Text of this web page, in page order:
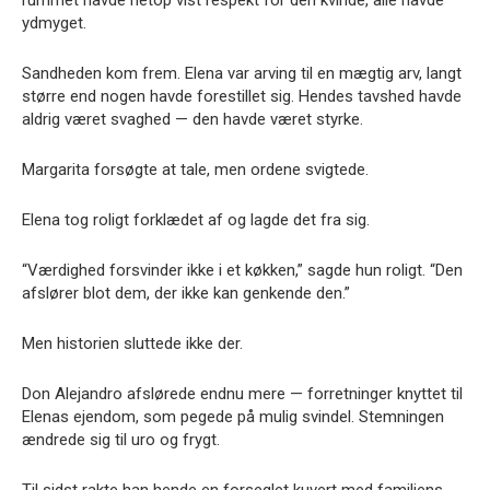
ydmyget.
Sandheden kom frem. Elena var arving til en mægtig arv, langt
større end nogen havde forestillet sig. Hendes tavshed havde
aldrig været svaghed — den havde været styrke.
Margarita forsøgte at tale, men ordene svigtede.
Elena tog roligt forklædet af og lagde det fra sig.
“Værdighed forsvinder ikke i et køkken,” sagde hun roligt. “Den
afslører blot dem, der ikke kan genkende den.”
Men historien sluttede ikke der.
Don Alejandro afslørede endnu mere — forretninger knyttet til
Elenas ejendom, som pegede på mulig svindel. Stemningen
ændrede sig til uro og frygt.